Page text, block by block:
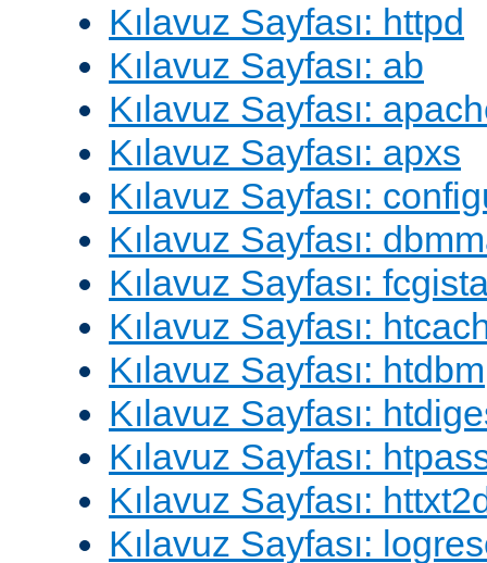
Kılavuz Sayfası: httpd
Kılavuz Sayfası: ab
Kılavuz Sayfası:
Kılavuz Sayfası: apxs
Kılavuz Sayfası:
Kılavuz Sayfası:
Kılavuz Sayfası:
Kılavuz Sayfası:
Kılavuz Sayfası: htdbm
Kılavuz Sayfası:
Kılavuz Sayfası:
Kılavuz Sayfası:
Kılavuz Sayfası: